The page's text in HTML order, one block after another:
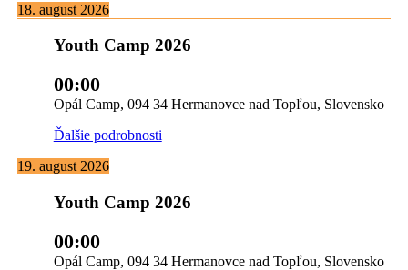
18. august 2026
Youth Camp 2026
00:00
Opál Camp, 094 34 Hermanovce nad Topľou, Slovensko
Ďalšie podrobnosti
19. august 2026
Youth Camp 2026
00:00
Opál Camp, 094 34 Hermanovce nad Topľou, Slovensko